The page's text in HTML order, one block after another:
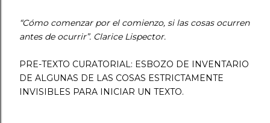
“Cómo comenzar por el comienzo, si las cosas ocurren
antes de ocurrir”. Clarice Lispector.
PRE-TEXTO CURATORIAL: ESBOZO DE INVENTARIO
DE ALGUNAS DE LAS COSAS ESTRICTAMENTE
INVISIBLES PARA INICIAR UN TEXTO.